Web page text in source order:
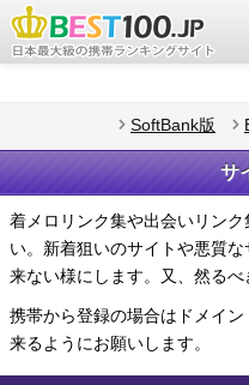
SoftBank版
サ
着メロリンク集や出会いリン
い。新着狙いのサイトや悪質
来ない様にします。又、然るべ
携帯から登録の場合はドメイ
来るようにお願いします。